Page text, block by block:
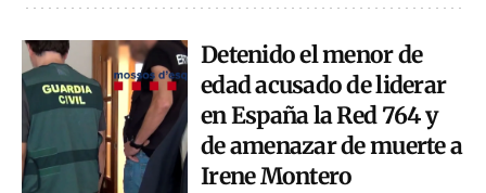
Detenido el menor de
edad acusado de liderar
en España la Red 764 y
de amenazar de muerte a
Irene Montero